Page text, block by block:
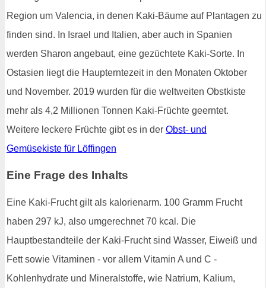
Region um Valencia, in denen Kaki-Bäume auf Plantagen zu
finden sind. In Israel und Italien, aber auch in Spanien
werden Sharon angebaut, eine gezüchtete Kaki-Sorte. In
Ostasien liegt die Haupterntezeit in den Monaten Oktober
und November. 2019 wurden für die weltweiten Obstkiste
mehr als 4,2 Millionen Tonnen Kaki-Früchte geerntet.
Weitere leckere Früchte gibt es in der Obst- und
Gemüsekiste für Löffingen
Eine Frage des Inhalts
Eine Kaki-Frucht gilt als kalorienarm. 100 Gramm Frucht
haben 297 kJ, also umgerechnet 70 kcal. Die
Hauptbestandteile der Kaki-Frucht sind Wasser, Eiweiß und
Fett sowie Vitaminen - vor allem Vitamin A und C -
Kohlenhydrate und Mineralstoffe, wie Natrium, Kalium,